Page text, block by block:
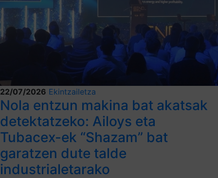
22/07/2026 Ekintzailetza
Nola entzun makina bat akatsak
detektatzeko: Ailoys eta
Tubacex-ek “Shazam” bat
garatzen dute talde
industrialetarako